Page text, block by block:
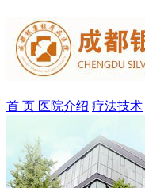
首 页 医院介绍 疗法技术